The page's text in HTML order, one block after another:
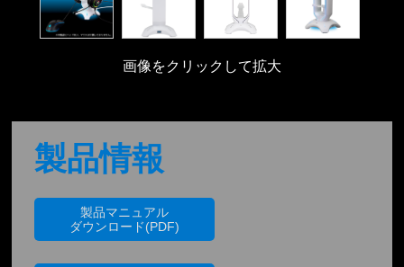
画像をクリックして拡大
製品情報
製品マニュアル
ダウンロード(PDF)